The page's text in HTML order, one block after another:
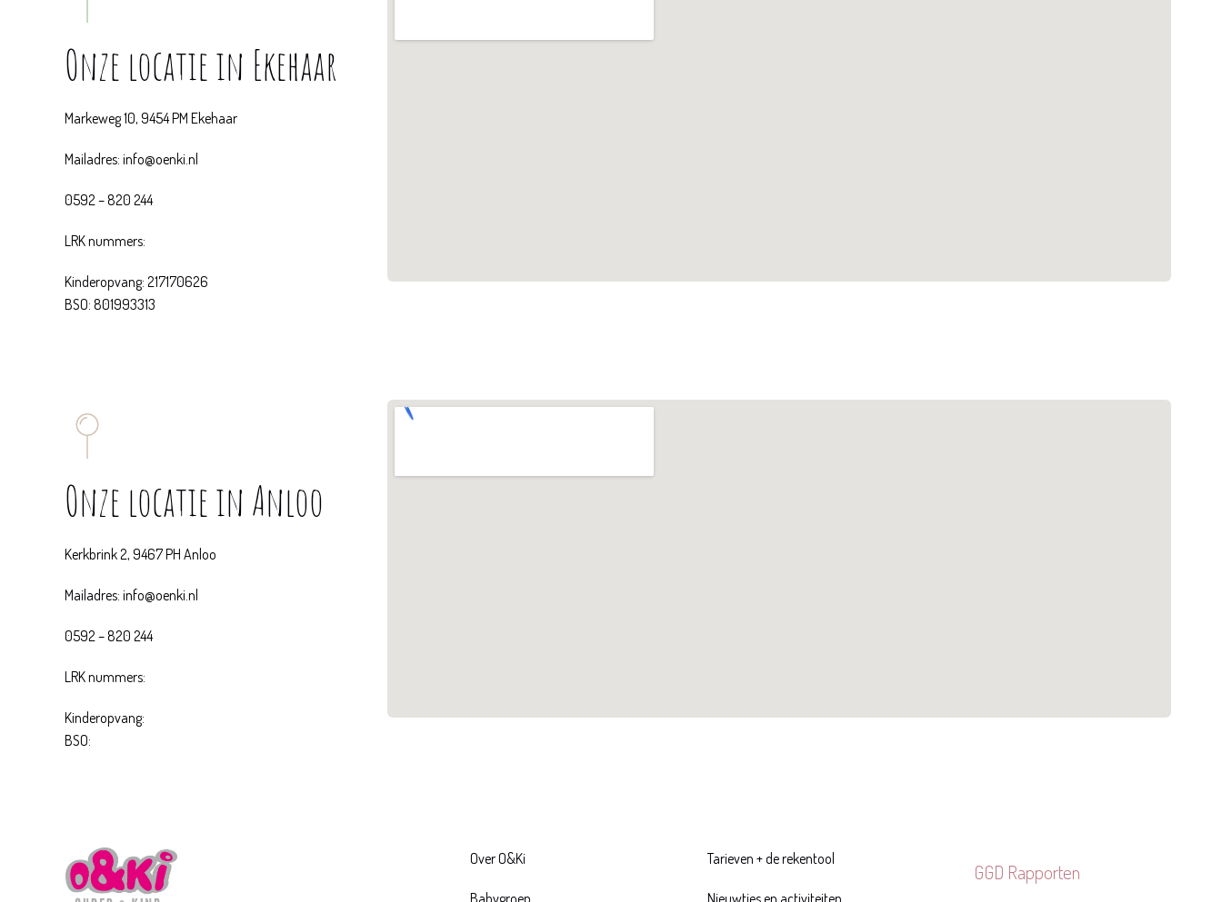
Onze locatie in Ekehaar
Markeweg 10, 9454 PM Ekehaar
Mailadres: info@oenki.nl
0592 – 820 244
LRK nummers:
Kinderopvang: 217170626
BSO: 801993313
Onze locatie in Anloo
Kerkbrink 2, 9467 PH Anloo
Mailadres: info@oenki.nl
0592 – 820 244
LRK nummers:
Kinderopvang:
BSO:
Over O&Ki
Babygroep
Tarieven + de rekentool
Nieuwtjes en activiteiten
GGD Rapporten